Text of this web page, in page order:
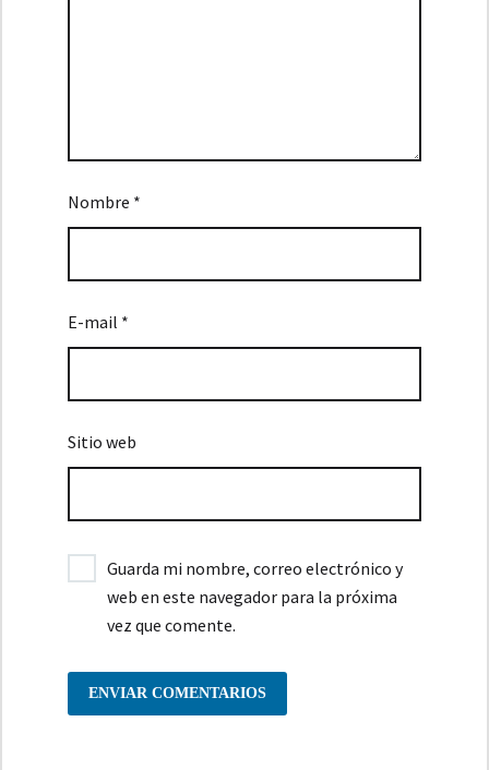
Nombre *
E-mail *
Sitio web
Guarda mi nombre, correo electrónico y
web en este navegador para la próxima
vez que comente.
ENVIAR COMENTARIOS